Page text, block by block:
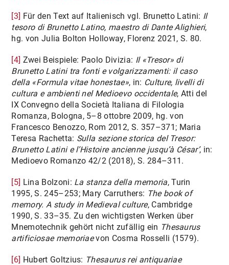
[3] Für den Text auf Italienisch vgl. Brunetto Latini: Il
tesoro di Brunetto Latino, maestro di Dante Alighieri,
hg. von Julia Bolton Holloway, Florenz 2021, S. 80.
[4] Zwei Beispiele: Paolo Divizia: Il «Tresor» di
Brunetto Latini tra fonti e volgarizzamenti: il caso
della «Formula vitae honestae», in: Culture, livelli di
cultura e ambienti nel Medioevo occidentale, Atti del
IX Convegno della Società Italiana di Filologia
Romanza, Bologna, 5–8 ottobre 2009, hg. von
Francesco Benozzo, Rom 2012, S. 357–371; Maria
Teresa Rachetta: Sulla sezione storica del Tresor:
Brunetto Latini e l’Histoire ancienne jusqu’à César’, in:
Medioevo Romanzo 42/2 (2018), S. 284–311.
[5] Lina Bolzoni: La stanza della memoria, Turin
1995, S. 245–253; Mary Carruthers: The book of
memory. A study in Medieval culture, Cambridge
1990, S. 33–35. Zu den wichtigsten Werken über
Mnemotechnik gehört nicht zufällig ein Thesaurus
artificiosae memoriaevon Cosma Rosselli (1579).
[6] Hubert Goltzius: Thesaurus rei antiquariae